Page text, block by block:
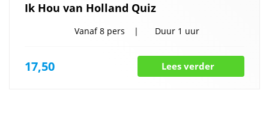
Ik Hou van Holland Quiz
Vanaf8 pers Duur 1 uur
17,50 Lees verder